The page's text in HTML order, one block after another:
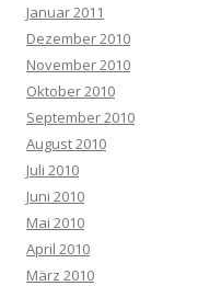
Januar 2011
Dezember 2010
November 2010
Oktober 2010
September 2010
August 2010
Juli 2010
Juni 2010
Mai 2010
April 2010
März 2010